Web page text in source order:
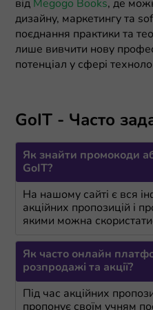
від Megogo Books, де
дизайну, маркетингу та
поєднання практики та
лише вивчити нову
потенціал у сфері
GoIT - Часто
Як знайти промокоди
GoIT?
На нашому сайті є вся
акційних пропозицій і
якими можна
Як часто онлайн
розпродажі та акції?
Під час акційних
пропонує своїм учням